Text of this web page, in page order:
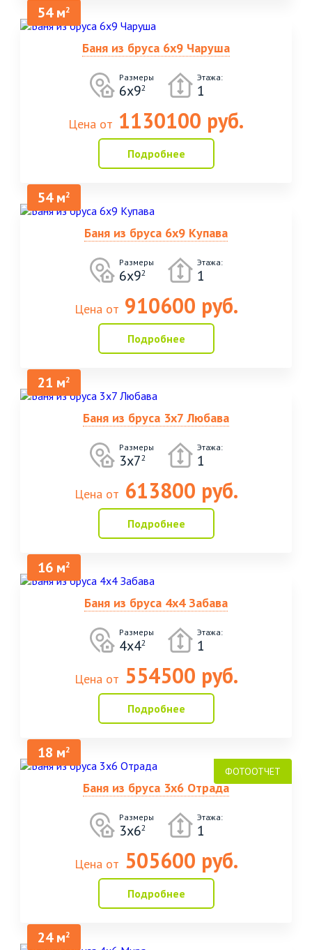
54 м2
Баня из бруса 6х9 Чаруша
Размеры
6х92
Этажа:
1
Цена от 1130100 руб.
Подробнее
54 м2
Баня из бруса 6х9 Купава
Размеры
6х92
Этажа:
1
Цена от 910600 руб.
Подробнее
21 м2
Баня из бруса 3х7 Любава
Размеры
3х72
Этажа:
1
Цена от 613800 руб.
Подробнее
16 м2
Баня из бруса 4х4 Забава
Размеры
4х42
Этажа:
1
Цена от 554500 руб.
Подробнее
18 м2
Баня из бруса 3х6 Отрада
Размеры
3х62
Этажа:
1
Цена от 505600 руб.
Подробнее
24 м2